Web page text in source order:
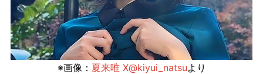
※画像： 夏来唯 X@kiyui_natsuより